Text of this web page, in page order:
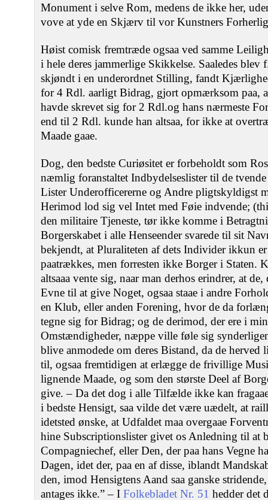
Monument i selve Rom, medens de ikke her,
vove at yde en Skjærv til vor Kunstners
Høist comisk fremtræde ogsaa ved samme
i hele deres jammerlige Skikkelse. Saaledes blev
skjøndt i en underordnet Stilling, fandt
for 4 Rdl. aarligt Bidrag, gjort opmærksom paa,
havde skrevet sig for 2 Rdl.og hans nærmeste
end til 2 Rdl. kunde han altsaa, for ikke at
Maade gaae.
Dog, den bedste Curiøsitet er forbeholdt som
næmlig foranstaltet Indbydelseslister til de
Lister Underofficererne og Andre pligtskyldigst
Herimod lod sig vel Intet med Føie indvende;
den militaire Tjeneste, tør ikke komme i
Borgerskabet i alle Henseender svarede til sit
bekjendt, at Pluraliteten af dets Individer ikkun
paatrækkes, men forresten ikke Borger i Staten.
altsaaa vente sig, naar man derhos erindrer, at
Evne til at give Noget, ogsaa staae i andre
en Klub, eller anden Forening, hvor de da
tegne sig for Bidrag; og de derimod, der ere i
Omstændigheder, næppe ville føle sig
blive anmodede om deres Bistand, da de herved
til, ogsaa fremtidigen at erlægge de frivillige
lignende Maade, og som den største Deel af
give. – Da det dog i alle Tilfælde ikke kan
i bedste Hensigt, saa vilde det være uædelt, at
idetsted ønske, at Udfaldet maa overgaae
hine Subscriptionslister givet os Anledning til at
Compagniechef, eller Den, der paa hans Vegne
Dagen, idet der, paa en af disse, iblandt
den, imod Hensigtens Aand saa ganske
antages ikke.” – I Folkebladet Nr. 51 hedder det